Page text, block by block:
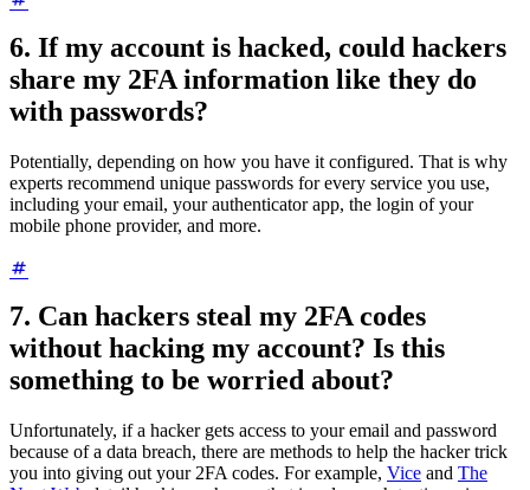
6. If my account is hacked, could hackers
share my 2FA information like they do
with passwords?
Potentially, depending on how you have it configured. That is why
experts recommend unique passwords for every service you use,
including your email, your authenticator app, the login of your
mobile phone provider, and more.
7. Can hackers steal my 2FA codes
without hacking my account? Is this
something to be worried about?
Unfortunately, if a hacker gets access to your email and password
because of a data breach, there are methods to help the hacker trick
you into giving out your 2FA codes. For example, Vice and The